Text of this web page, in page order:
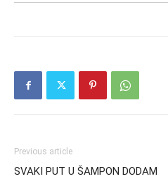
Previous article
SVAKI PUT U ŠAMPON DODAM